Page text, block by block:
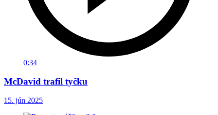
0:34
McDavid trafil tyčku
15. jún 2025